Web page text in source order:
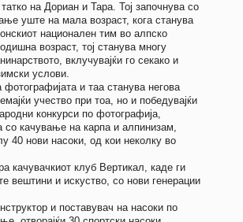
на Дориан и Тара. Тој започнува со
уште на мала возраст, кога станува
национален тим во алпско
возраст, тој станува многу
вклучувајќи го секако и
услови.
фотографијата и таа станува негова
учество при тоа, но и победувајќи
конкурси по фотографија,
со качување на карпа и алпинизам,
40 нови насоки, од кои неколку во
качувачкиот клуб Вертикал, каде ги
вештини и искуство, со нови генерации
и поставувач на насоки по